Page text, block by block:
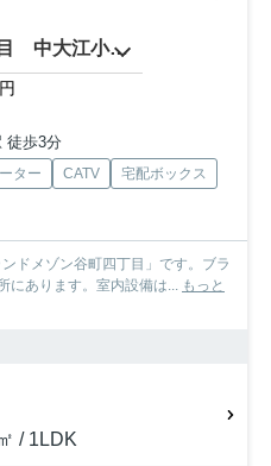
グランドメゾン谷町四丁目 中大江小学校区
徒歩3分
ター CATV
宅配ボックス
ドメゾン谷町四丁目」です。ブラ
にあります。室内設備は... もっと
/ 1LDK